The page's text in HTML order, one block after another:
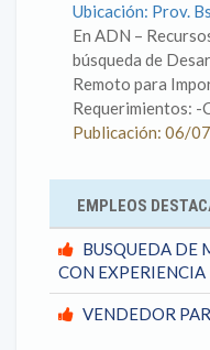
Ubicación: Prov.
En ADN –
búsqueda de
Remoto para
Requerimientos: -
Publicación: 06/
EMPLEOS
BUSQUEDA DE
CON EXPERIENCIA
VENDEDOR